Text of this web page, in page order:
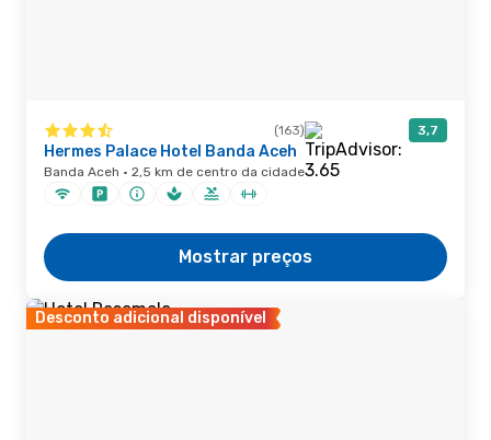
(163) 3,7
Hermes Palace Hotel Banda Aceh
Banda Aceh · 2,5 km de centro da cidade
Mostrar preços
Desconto adicional disponível